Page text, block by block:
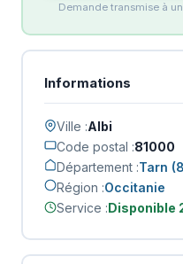
Demande transmise à
Informations
Ville :Albi
Code postal :81000
Département :Tarn
Région :Occitanie
Service :Disponible